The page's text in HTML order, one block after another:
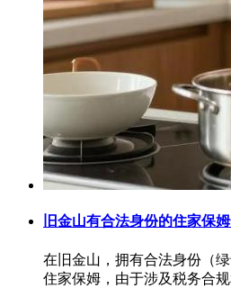
旧金山有合法身份的住家保
在旧金山，拥有合法身份（
住家保姆，由于涉及税务合